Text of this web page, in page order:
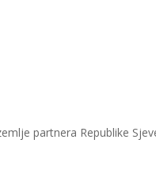
partnera Republike